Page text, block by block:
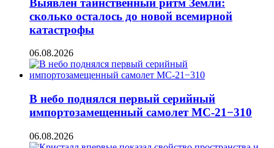
Выявлен таинственный ритм Земли:
сколько осталось до новой всемирной
катастрофы
06.08.2026
В небо поднялся первый серийный
импортозамещенный самолет МС-21−310
06.08.2026